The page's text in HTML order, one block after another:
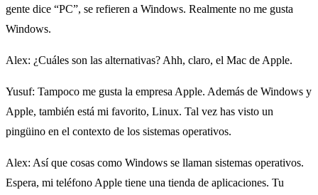
gente dice “PC”, se refieren a Windows. Realmente no me gusta
Windows.
Alex: ¿Cuáles son las alternativas? Ahh, claro, el Mac de Apple.
Yusuf: Tampoco me gusta la empresa Apple. Además de Windows y
Apple, también está mi favorito, Linux. Tal vez has visto un
pingüino en el contexto de los sistemas operativos.
Alex: Así que cosas como Windows se llaman sistemas operativos.
Espera, mi teléfono Apple tiene una tienda de aplicaciones. Tu